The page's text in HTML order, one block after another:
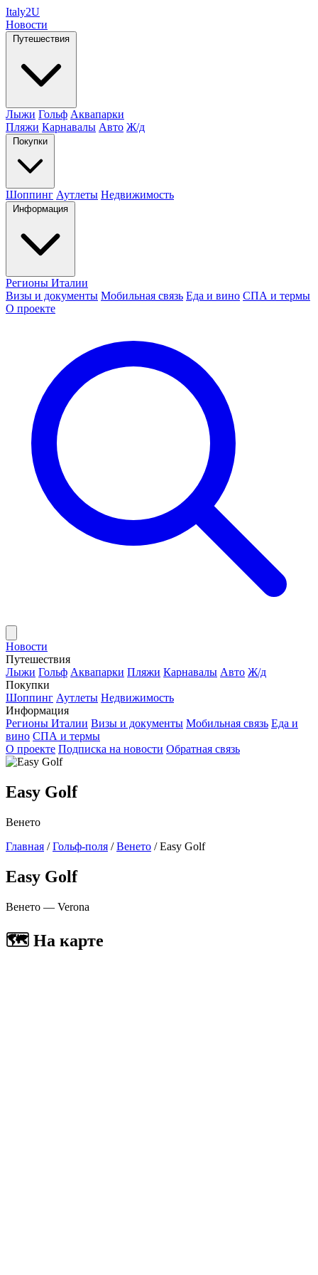
Italy2U
Новости
Путешествия
Лыжи Гольф Аквапарки
Пляжи Карнавалы Авто Ж/д
Покупки
Шоппинг Аутлеты Недвижимость
Информация
Регионы Италии
Визы и документы Мобильная связь Еда и вино СПА и термы
О проекте
Новости
Путешествия
Лыжи Гольф Аквапарки Пляжи Карнавалы Авто Ж/д
Покупки
Шоппинг Аутлеты Недвижимость
Информация
Регионы Италии Визы и документы Мобильная связь Еда и
вино СПА и термы
О проекте Подписка на новости Обратная связь
Easy Golf
Венето
Главная / Гольф-поля / Венето / Easy Golf
Easy Golf
Венето — Verona
🗺 На карте